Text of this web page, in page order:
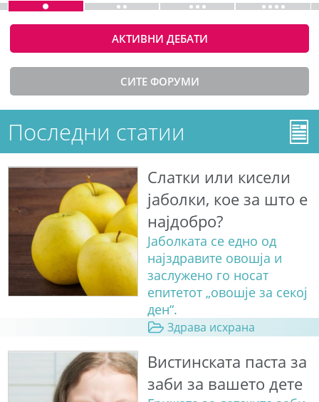
АКТИВНИ ДЕБАТИ
СИТЕ ФОРУМИ
Последни статии
Слатки или кисели
јаболки, кое за што е
најдобро?
Јаболката се едно од
најздравите овошја и
заслужено го носат
епитетот „овошје за секој
ден“.
Здрава исхрана
Вистинската паста за
заби за вашето дете